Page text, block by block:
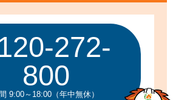
272-
800
9:00～18:00（年中無休）